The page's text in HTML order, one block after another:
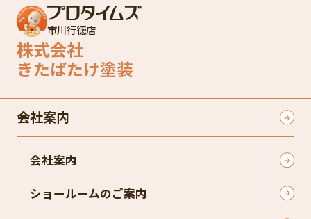
市川行徳店
株式会社
きたばたけ塗装
会社案内
会社案内
ショールームのご案内